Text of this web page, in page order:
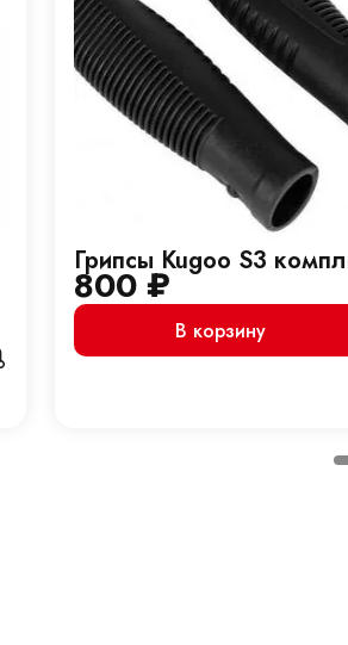
Грипсы Kugoo S3
800₽
В корзину